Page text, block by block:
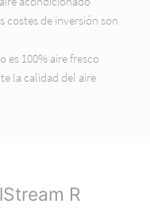
costes de inversión son
es 100% aire fresco
la calidad del aire
R